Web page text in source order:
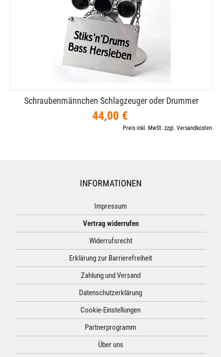
Schraubenmännchen Schlagzeuger oder Drummer
44,00 €
Preis inkl. MwSt. zzgl. Versandkosten
INFORMATIONEN
Impressum
Vertrag widerrufen
Widerrufsrecht
Erklärung zur Barrierefreiheit
Zahlung und Versand
Datenschutzerklärung
Cookie-Einstellungen
Partnerprogramm
Über uns